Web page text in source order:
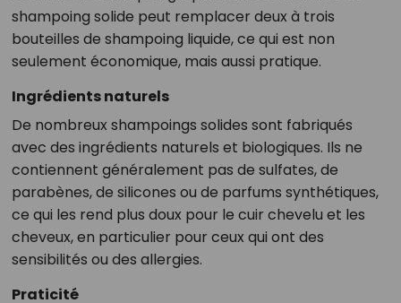
shampoing solide peut remplacer deux à trois
bouteilles de shampoing liquide, ce qui est non
seulement économique, mais aussi pratique.
Ingrédients naturels
De nombreux shampoings solides sont fabriqués
avec des ingrédients naturels et biologiques. Ils ne
contiennent généralement pas de sulfates, de
parabènes, de silicones ou de parfums synthétiques,
ce qui les rend plus doux pour le cuir chevelu et les
cheveux, en particulier pour ceux qui ont des
sensibilités ou des allergies.
Praticité